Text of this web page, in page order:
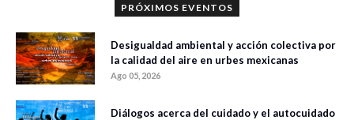
PRÓXIMOS EVENTOS
Desigualdad ambiental y acción colectiva por
la calidad del aire en urbes mexicanas
Ago 05, 2026
Diálogos acerca del cuidado y el autocuidado